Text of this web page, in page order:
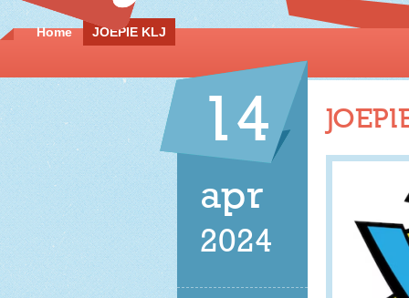
Home JOEPIE KLJ
14
apr
2024